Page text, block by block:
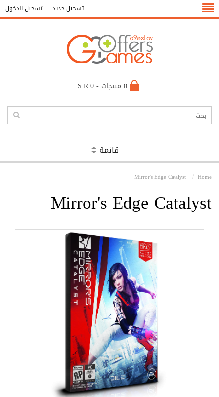
تسجيل الدخول تسجيل جديد
0 منتجات - S.R 0
قائمة
Home
Mirror's Edge Catalyst
Mirror's Edge Catalyst